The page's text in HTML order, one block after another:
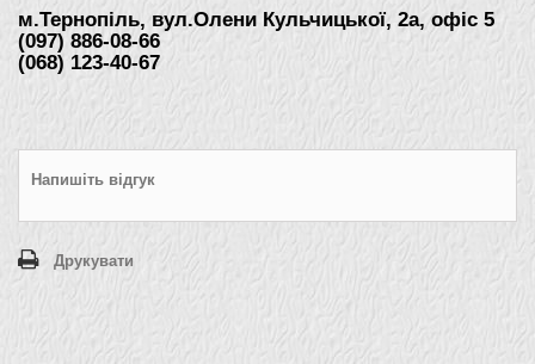
м.Тернопіль, вул.Олени Кульчицької, 2а, офіс 5
(097) 886-08-66
(068) 123-40-67
Напишіть відгук
Друкувати